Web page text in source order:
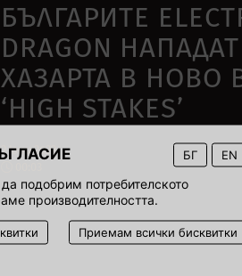
БГ EN
подобрим потребителското
производителността.
Приемам всички бисквитки
БЪЛГАРИТЕ
DRAGON НАПАДАТ
ХАЗАРТА В НОВО
‘HIGH STAKES’
2 юни 2022